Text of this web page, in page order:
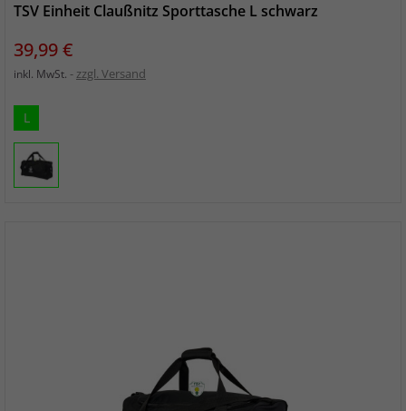
TSV Einheit Claußnitz Sporttasche L schwarz
Preis
39,99 €
inkl. MwSt. zzgl. Versand
L